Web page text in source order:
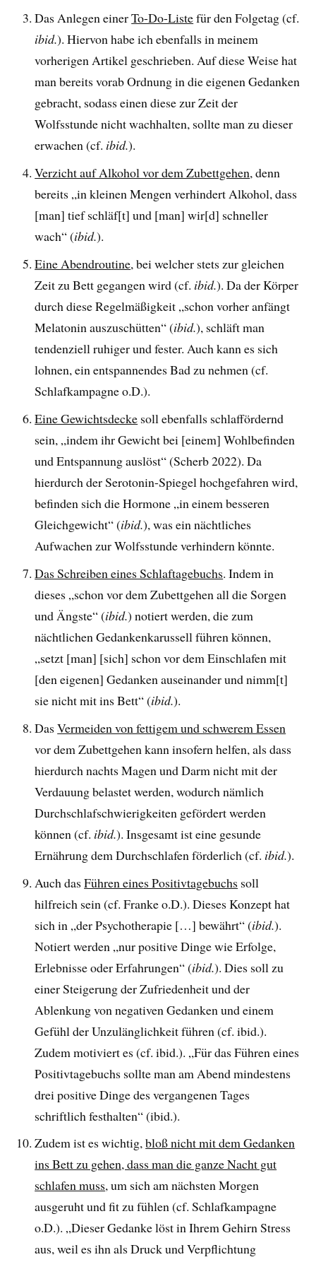
Das Anlegen einerTo-Do-Listefür den Folgetag (cf.
ibid.). Hiervon habe ich ebenfalls in meinem
vorherigen Artikel geschrieben. Auf diese Weise hat
man bereits vorab Ordnung in die eigenen Gedanken
gebracht, sodass einen diese zur Zeit der
Wolfsstunde nicht wachhalten, sollte man zu dieser
erwachen (cf. ibid.).
Verzicht auf Alkohol vor dem Zubettgehen, denn
bereits „in kleinen Mengen verhindert Alkohol, dass
[man] tief schläf[t] und [man] wir[d] schneller
wach“ (ibid.).
Eine Abendroutine, bei welcher stets zur gleichen
Zeit zu Bett gegangen wird (cf. ibid.). Da der Körper
durch diese Regelmäßigkeit „schon vorher anfängt
Melatonin auszuschütten“ (ibid.), schläft man
tendenziell ruhiger und fester. Auch kann es sich
lohnen, ein entspannendes Bad zu nehmen (cf.
Schlafkampagne o.D.).
Eine Gewichtsdecke soll ebenfalls schlaffördernd
sein, „indem ihr Gewicht bei [einem] Wohlbefinden
und Entspannung auslöst“ (Scherb 2022). Da
hierdurch der Serotonin-Spiegel hochgefahren wird,
befinden sich die Hormone „in einem besseren
Gleichgewicht“ (ibid.), was ein nächtliches
Aufwachen zur Wolfsstunde verhindern könnte.
Das Schreiben eines Schlaftagebuchs. Indem in
dieses „schon vor dem Zubettgehen all die Sorgen
und Ängste“ (ibid.) notiert werden, die zum
nächtlichen Gedankenkarussell führen können,
„setzt [man] [sich] schon vor dem Einschlafen mit
[den eigenen] Gedanken auseinander und nimm[t]
sie nicht mit ins Bett“ (ibid.).
DasVermeiden von fettigem und schwerem Essen
vor dem Zubettgehen kann insofern helfen, als dass
hierdurch nachts Magen und Darm nicht mit der
Verdauung belastet werden, wodurch nämlich
Durchschlafschwierigkeiten gefördert werden
können (cf. ibid.). Insgesamt ist eine gesunde
Ernährung dem Durchschlafen förderlich (cf. ibid.).
Auch dasFühren eines Positivtagebuchs soll
hilfreich sein (cf. Franke o.D.). Dieses Konzept hat
sich in „der Psychotherapie […] bewährt“ (ibid.).
Notiert werden „nur positive Dinge wie Erfolge,
Erlebnisse oder Erfahrungen“ (ibid.). Dies soll zu
einer Steigerung der Zufriedenheit und der
Ablenkung von negativen Gedanken und einem
Gefühl der Unzulänglichkeit führen (cf. ibid.).
Zudem motiviert es (cf. ibid.). „Für das Führen eines
Positivtagebuchs sollte man am Abend mindestens
drei positive Dinge des vergangenen Tages
schriftlich festhalten“ (ibid.).
Zudem ist es wichtig,bloß nicht mit dem Gedanken
ins Bett zu gehen, dass man die ganze Nacht gut
schlafen muss, um sich am nächsten Morgen
ausgeruht und fit zu fühlen (cf. Schlafkampagne
o.D.). „Dieser Gedanke löst in Ihrem Gehirn Stress
aus, weil es ihn als Druck und Verpflichtung